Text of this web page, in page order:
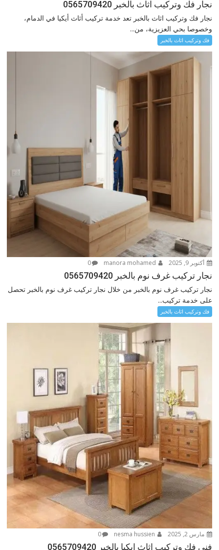
نجار فك وتركيب اثاث بالخبر 0565709420
نجار فك وتركيب اثاث بالخبر تعد خدمة تركيب أثاث أيكيا في الدمام،
وخصوصا بحي العزيزية، من...
فك وتركيب اثاث بالخبر
أكتوبر 9, 2025 0
نجار تركيب غرف نوم بالخبر 0565709420
نجار تركيب غرف نوم بالخبر من خلال نجار تركيب غرف نوم بالخبر تحصل
على خدمة تركيب...
فك وتركيب اثاث بالخبر
مارس 2, 2025 0
فنى فك وتركيب اثاث ايكيا بالخبر 0565709420